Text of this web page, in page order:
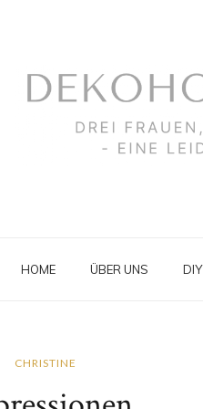
HOME ÜBER UNS DIY
CHRISTINE